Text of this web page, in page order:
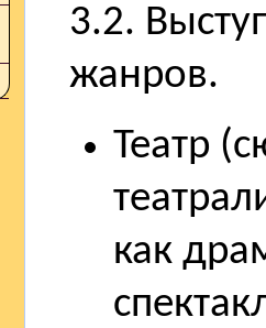
3.2.
жанров.
Театр
как